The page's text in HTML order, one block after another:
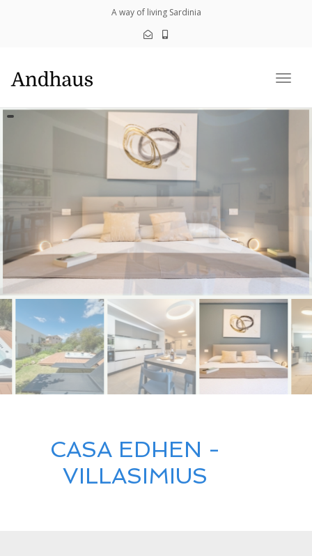
A way of living Sardinia
CASA EDHEN -
VILLASIMIUS